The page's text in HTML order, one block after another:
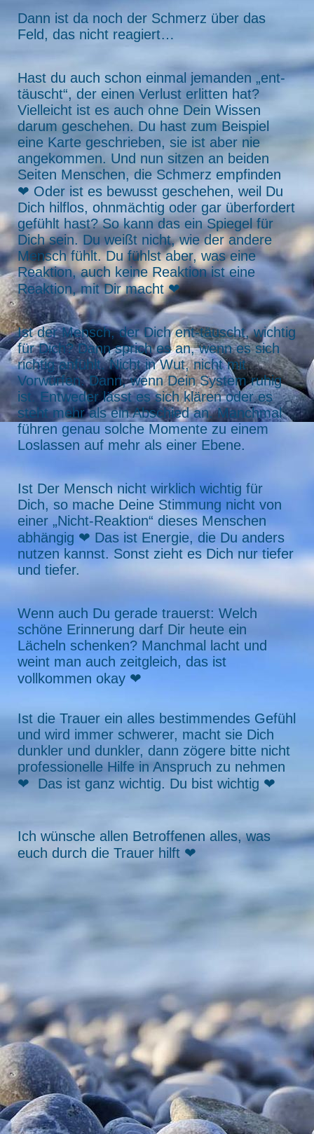
Dann ist da noch der Schmerz über das
Feld, das nicht reagiert…
Hast du auch schon einmal jemanden „ent-
täuscht“, der einen Verlust erlitten hat?
Vielleicht ist es auch ohne Dein Wissen
darum geschehen. Du hast zum Beispiel
eine Karte geschrieben, sie ist aber nie
angekommen. Und nun sitzen an beiden
Seiten Menschen, die Schmerz empfinden
❤ Oder ist es bewusst geschehen, weil Du
Dich hilflos, ohnmächtig oder gar überfordert
gefühlt hast? So kann das ein Spiegel für
Dich sein. Du weißt nicht, wie der andere
Mensch fühlt. Du fühlst aber, was eine
Reaktion, auch keine Reaktion ist eine
Reaktion, mit Dir macht ❤
Ist der Mensch, der Dich ent-täuscht, wichtig
für Dich? Dann sprich es an, wenn es sich
richtig anfühlt. Nicht in Wut, nicht mit
Vorwürfen. Dann, wenn Dein System ruhig
ist. Entweder lässt es sich klären oder es
steht mehr als ein Abschied an. Manchmal
führen genau solche Momente zu einem
Loslassen auf mehr als einer Ebene.
Ist Der Mensch nicht wirklich wichtig für
Dich, so mache Deine Stimmung nicht von
einer „Nicht-Reaktion“ dieses Menschen
abhängig ❤ Das ist Energie, die Du anders
nutzen kannst. Sonst zieht es Dich nur tiefer
und tiefer.
Wenn auch Du gerade trauerst: Welch
schöne Erinnerung darf Dir heute ein
Lächeln schenken? Manchmal lacht und
weint man auch zeitgleich, das ist
vollkommen okay ❤
Ist die Trauer ein alles bestimmendes Gefühl
und wird immer schwerer, macht sie Dich
dunkler und dunkler, dann zögere bitte nicht
professionelle Hilfe in Anspruch zu nehmen
❤ Das ist ganz wichtig. Du bist wichtig ❤
Ich wünsche allen Betroffenen alles, was
euch durch die Trauer hilft ❤